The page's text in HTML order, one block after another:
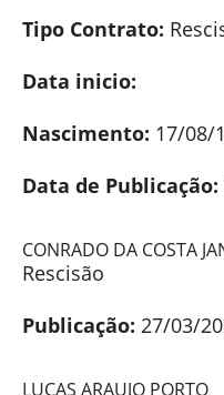
Tipo Contrato:
Data inicio:
Nascimento: 17/08/
Data de Publicação:
CONRADO DA COSTA
Rescisão
Publicação: 27/03/
LUCAS ARAUJO PORTO